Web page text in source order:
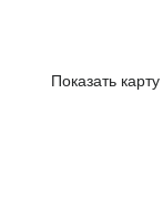
Показать карту